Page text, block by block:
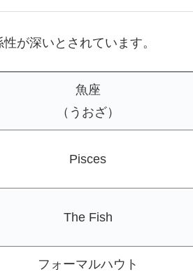
が深いとされています。
魚座
（うおざ）
Pisces
The Fish
フォーマルハウト